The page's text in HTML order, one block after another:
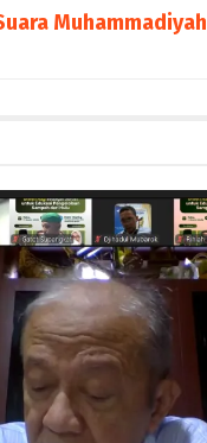
Muhammadiyah